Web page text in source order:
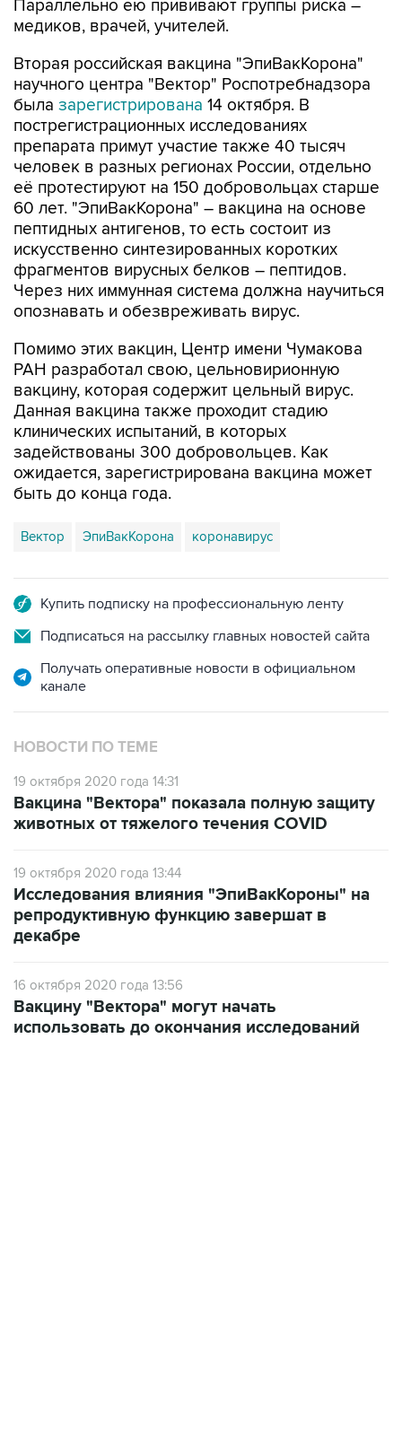
Вторая российская вакцина "ЭпиВакКорона"
былазарегистрирована14 октября. В
пострегистрационных исследованиях
препарата примут участие также 40 тысяч
человек в разных регионах России, отдельно
её протестируют на 150 добровольцах старше
60 лет. "ЭпиВакКорона" – вакцина на основе
пептидных антигенов, то есть состоит из
искусственно синтезированных коротких
фрагментов вирусных белков – пептидов.
Через них иммунная система должна научиться
опознавать и обезвреживать вирус.
Помимо этих вакцин, Центр имени Чумакова
вакцину, которая содержит цельный вирус.
Данная вакцина также проходит стадию
клинических испытаний, в которых
задействованы 300 добровольцев. Как
ожидается, зарегистрирована вакцина может
быть до конца года.
Вектор ЭпиВакКорона
Подписаться на рассылку главных новостей сайта
Получать оперативные новости в официальном
НОВОСТИ ПО ТЕМЕ
19 октября 2020 года 14:31
животных от тяжелого течения COVID
репродуктивную функцию завершат в
декабре
16 октября 2020 года 13:56
использовать до окончания исследований